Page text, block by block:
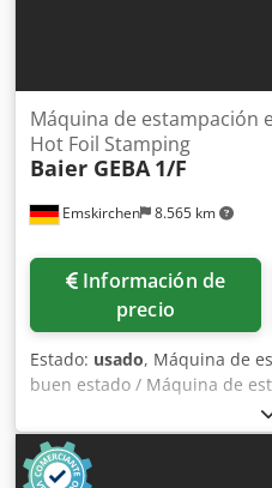
Emskirchen 8.565 km
Máquina de estampación
Hot Foil Stamping
Baier GEBA 1/F
Información de
precio
Estado: usado, Máquina de
buen estado / Máquina de
GEBA 1/F en buen estado
caliente / Máquina de
1/F Número de serie: 26048